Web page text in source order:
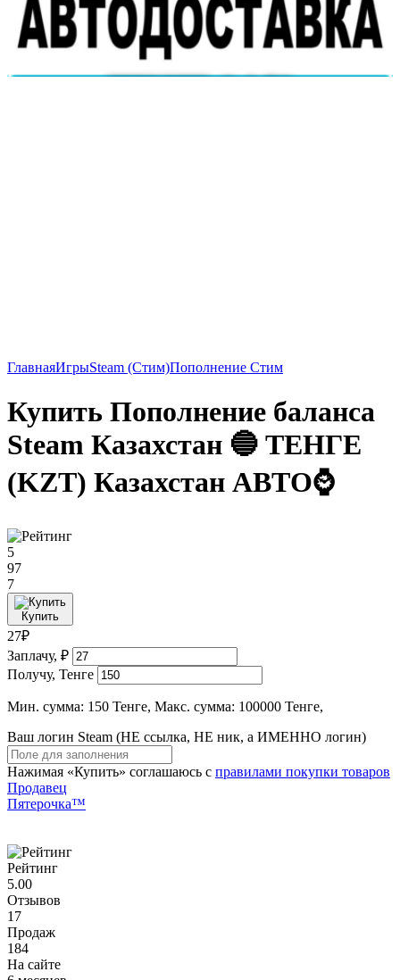
ГлавнаяИгрыSteam (Стим)Пополнение Стим
Купить Пополнение баланса
Steam Казахстан 🔵 ТЕНГЕ
(KZT) Казахстан АВТО⌚
5
97
7
Купить
27₽
Заплачу, ₽
Получу, Тенге
Мин. сумма: 150 Тенге, Макс. сумма: 100000 Тенге,
Ваш логин Steam (НЕ ссылка, НЕ ник, а ИМЕННО логин)
Нажимая «Купить» соглашаюсь с правилами покупки товаров
Продавец
Пятерочка™
Рейтинг
5.00
Отзывов
17
Продаж
184
На сайте